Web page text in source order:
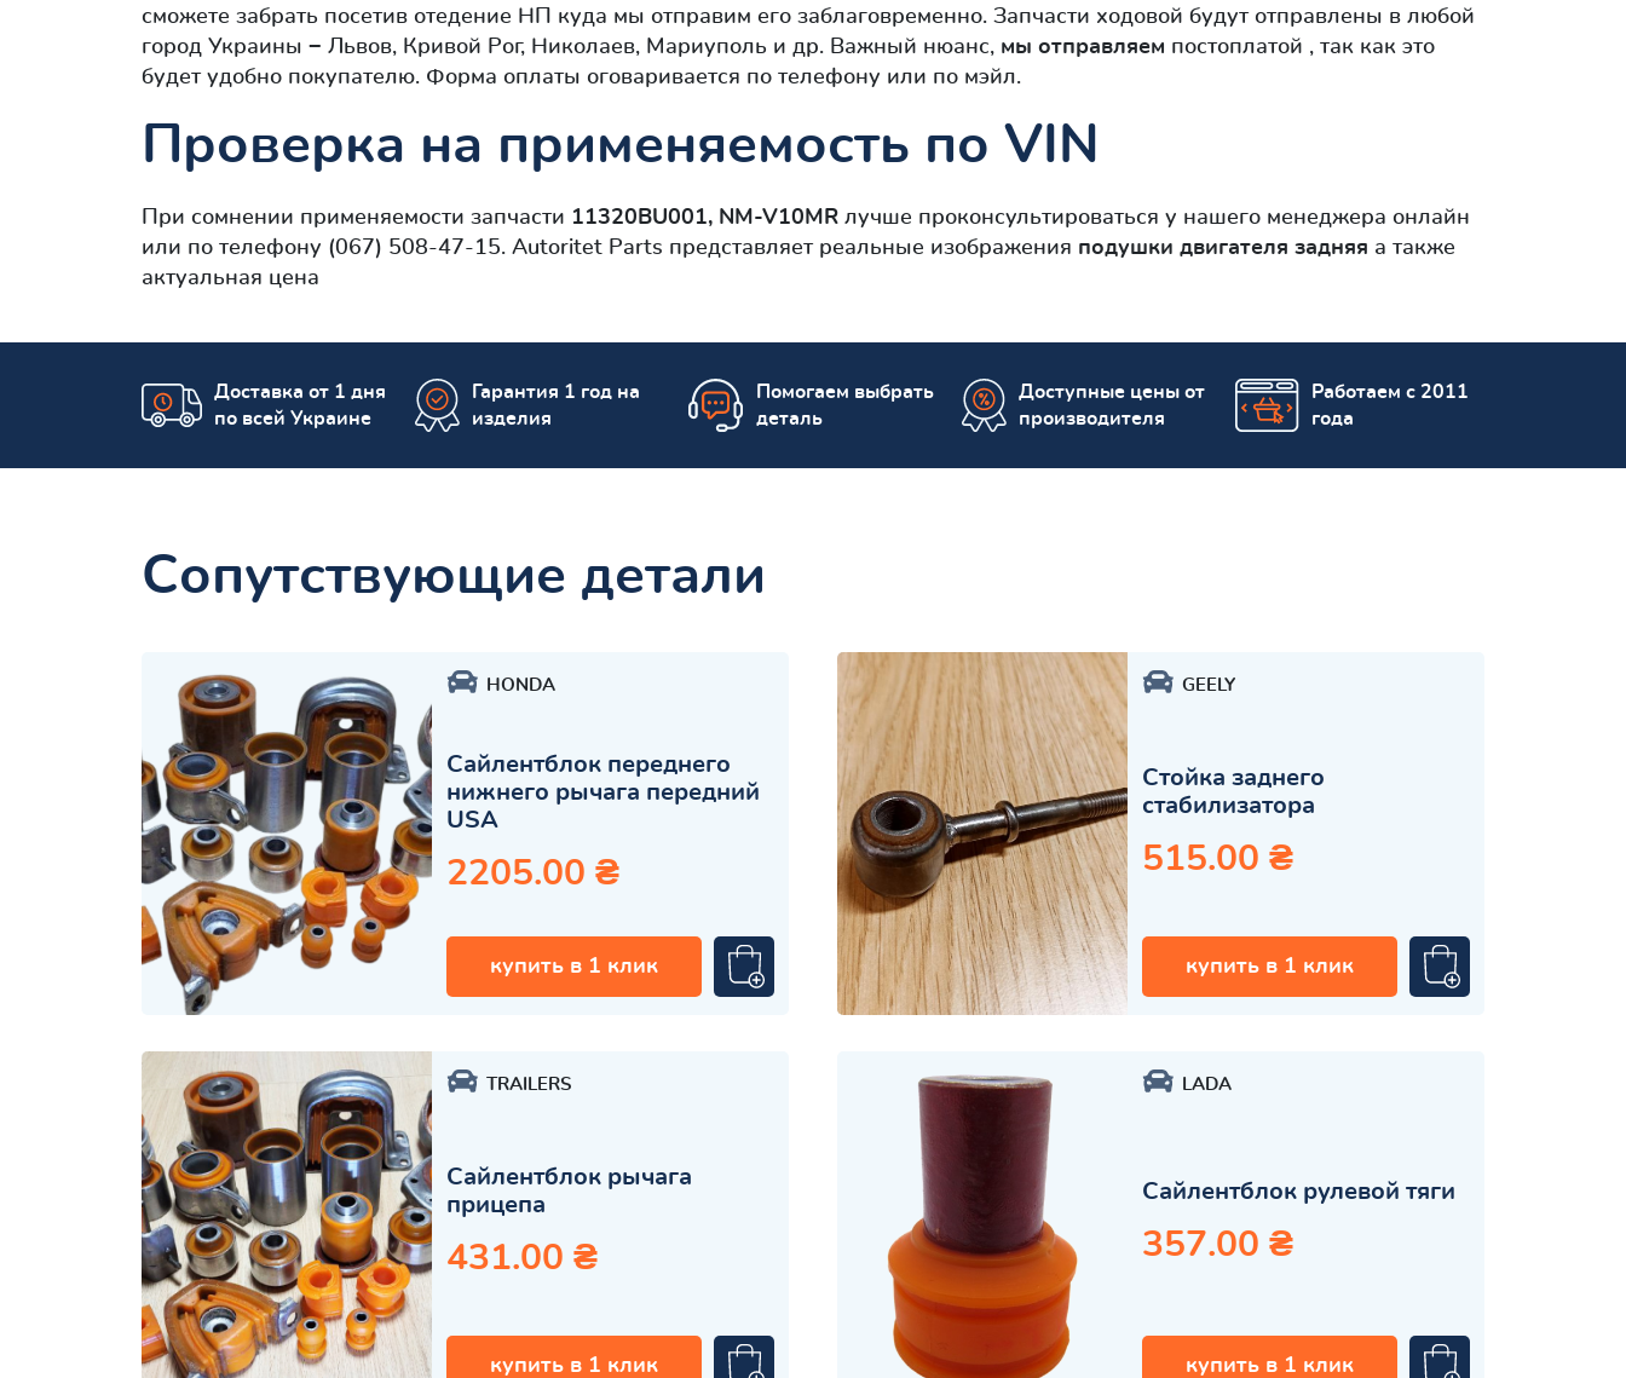
сможете забрать посетив отедение НП куда мы отправим его заблаговременно. Запчасти ходовой будут отправлены в любой
город Украины − Львов, Кривой Рог, Николаев, Мариуполь и др. Важный нюанс, мы отправляем постоплатой , так как это
будет удобно покупателю. Форма оплаты оговаривается по телефону или по мэйл.
Проверка на применяемость по VIN
При сомнении применяемости запчасти 11320BU001, NM-V10MR лучше проконсультироваться у нашего менеджера онлайн
или по телефону (067) 508-47-15. Autoritet Parts представляет реальные изображения подушки двигателя задняя а также
актуальная цена
Доставка от 1 дня
по всей Украине
Гарантия 1 год на
изделия
Помогаем выбрать
деталь
Доступные цены от
производителя
Работаем с 2011
года
Сопутствующие детали
HONDA
Сайлентблок переднего
нижнего рычага передний
USA
2205.00 ₴
купить в 1 клик
GEELY
Стойка заднего
стабилизатора
515.00 ₴
купить в 1 клик
TRAILERS
Сайлентблок рычага
прицепа
431.00 ₴
купить в 1 клик
LADA
Сайлентблок рулевой тяги
357.00 ₴
купить в 1 клик